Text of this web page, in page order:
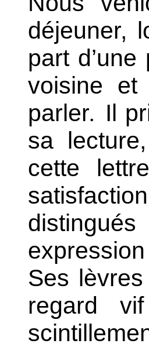
déjeuner,
part
voisine
parler. Il
sa
cette
Ses
regard